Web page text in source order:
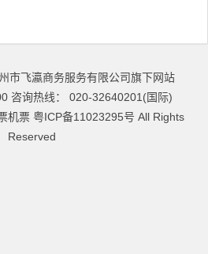
市飞瀛商务服务有限公司旗下网站
咨询热线： 020-32640201(国际)
机票 粤ICP备11023295号 All Rights
Reserved